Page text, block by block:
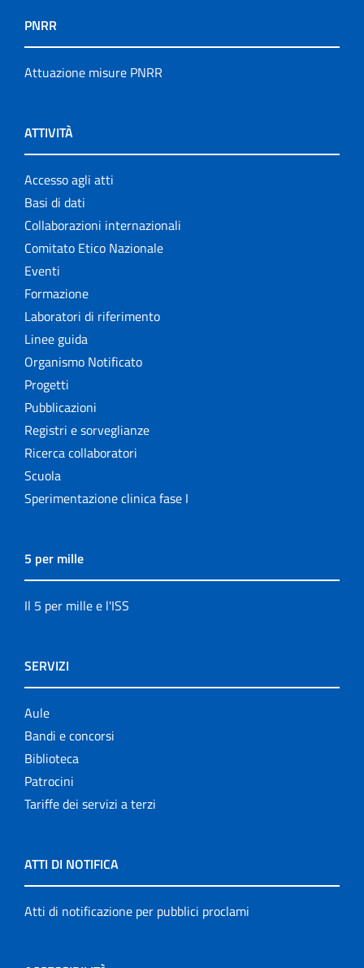
PNRR
Attuazione misure PNRR
ATTIVITÀ
Accesso agli atti
Basi di dati
Collaborazioni internazionali
Comitato Etico Nazionale
Eventi
Formazione
Laboratori di riferimento
Linee guida
Organismo Notificato
Progetti
Pubblicazioni
Registri e sorveglianze
Ricerca collaboratori
Scuola
Sperimentazione clinica fase I
5 per mille
Il 5 per mille e l'ISS
SERVIZI
Aule
Bandi e concorsi
Biblioteca
Patrocini
Tariffe dei servizi a terzi
ATTI DI NOTIFICA
Atti di notificazione per pubblici proclami